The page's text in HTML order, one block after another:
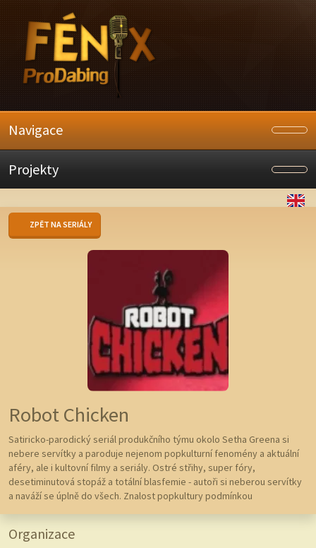
Navigace
Projekty
ZPĚT NA SERIÁLY
Robot Chicken
Satiricko-parodický seriál produkčního týmu okolo Setha Greena si
nebere servítky a paroduje nejenom popkulturní fenomény a aktuální
aféry, ale i kultovní filmy a seriály. Ostré střihy, super fóry,
desetiminutová stopáž a totální blasfemie - autoři si neberou servítky
a naváží se úplně do všech. Znalost popkultury podmínkou
Organizace